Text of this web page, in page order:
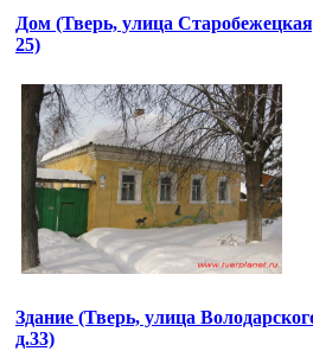
Дом (Тверь, улица
25)
Здание (Тверь, улица
д.33)